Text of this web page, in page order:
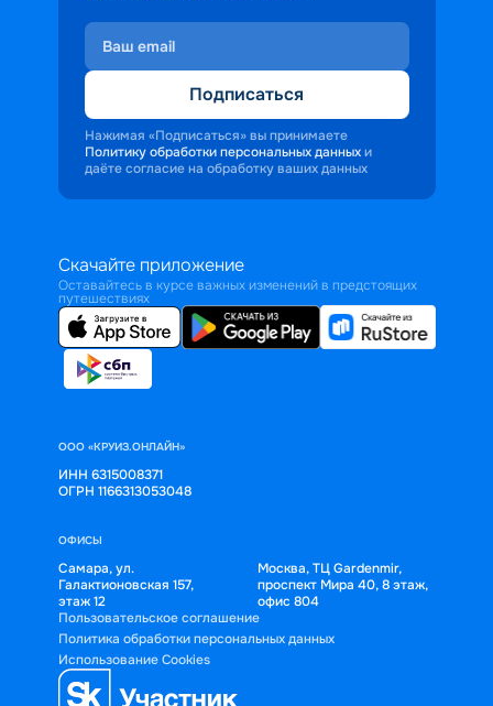
Подписаться
Нажимая «Подписаться» вы принимаете
Политику обработки персональных данных и
даёте согласие на обработку ваших данных
Скачайте приложение
Оставайтесь в курсе важных изменений в предстоящих
путешествиях
ООО «КРУИЗ.ОНЛАЙН»
ИНН 6315008371
ОГРН 1166313053048
ОФИСЫ
Самара, ул.
Галактионовская 157,
этаж 12
Москва, ТЦ Gardenmir,
проспект Мира 40, 8 этаж,
офис 804
Пользовательское соглашение
Политика обработки персональных данных
Использование Cookies